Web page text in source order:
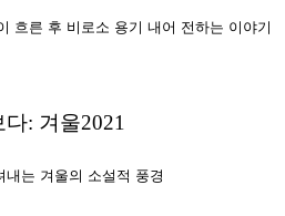
흐른 후 비로소 용기 내어 전하는 이야기
다: 겨울2021
내는 겨울의 소설적 풍경